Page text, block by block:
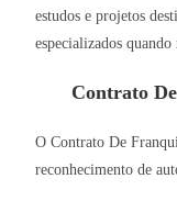
estudos e projetos
especializados
Contrato
O Contrato De
reconhecimento de